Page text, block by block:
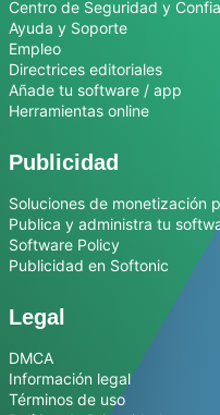
Centro de Seguridad y
Ayuda y Soporte
Empleo
Directrices editoriales
Añade tu software / app
Herramientas online
Publicidad
Soluciones de monetización
Publica y administra tu
Software Policy
Publicidad en Softonic
Legal
DMCA
Información legal
Términos de uso